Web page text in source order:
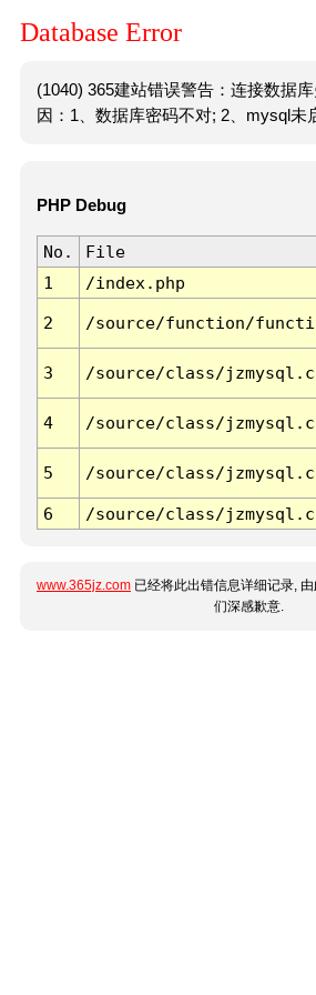
Database Error
(1040) 365建站错误警告：连接数据
因：1、数据库密码不对; 2、mysql未
PHP Debug
No. File
1
/index.php
2 /source/function/
3 /source/class/
4 /source/class/
5 /source/class/
6 /source/class/
www.365jz.com 已经将此出错信息详细记录,
们深感歉意.